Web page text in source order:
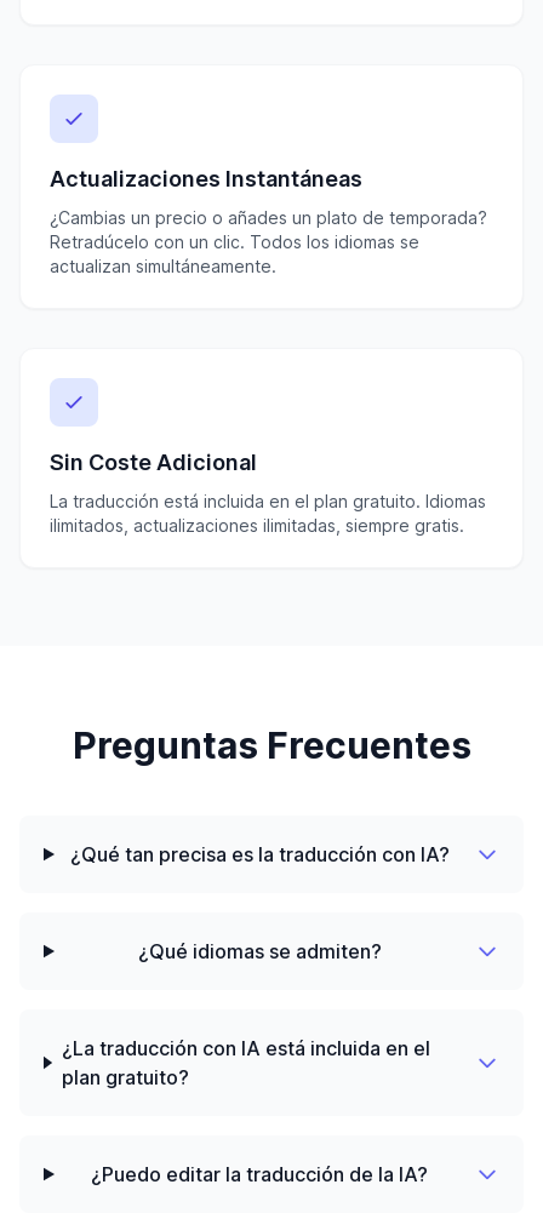
Actualizaciones Instantáneas
¿Cambias un precio o añades un plato de temporada?
Retradúcelo con un clic. Todos los idiomas se
actualizan simultáneamente.
Sin Coste Adicional
La traducción está incluida en el plan gratuito. Idiomas
ilimitados, actualizaciones ilimitadas, siempre gratis.
Preguntas Frecuentes
¿Qué tan precisa es la traducción con IA?
¿Qué idiomas se admiten?
¿La traducción con IA está incluida en el
plan gratuito?
¿Puedo editar la traducción de la IA?